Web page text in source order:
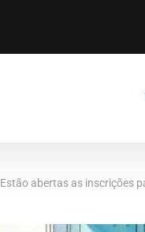
Estão abertas as inscrições